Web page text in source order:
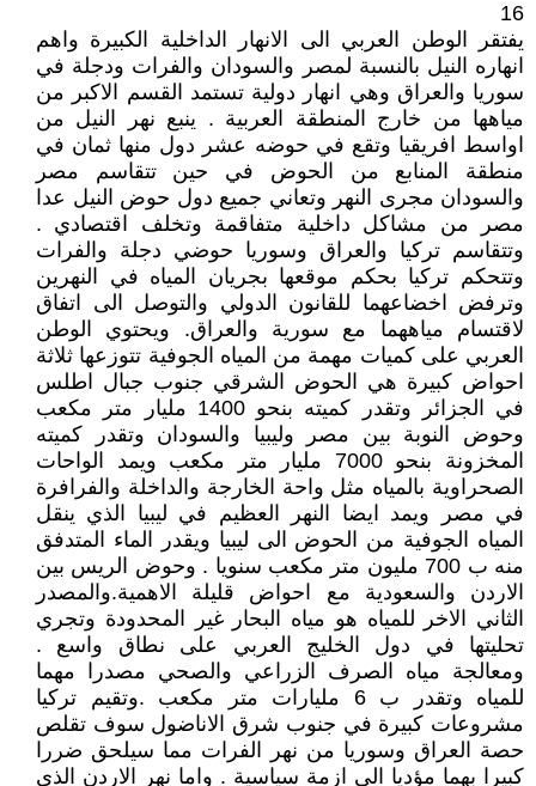
16
يفتقر الوطن العربي الى الانهار الداخلية الكبيرة واهم
انهاره النيل بالنسبة لمصر والسودان والفرات ودجلة في
سوريا والعراق وهي انهار دولية تستمد القسم الاكبر من
مياهها من خارج المنطقة العربية . ينبع نهر النيل من
اواسط افريقيا وتقع في حوضه عشر دول منها ثمان في
منطقة المنابع من الحوض في حين تتقاسم مصر
والسودان مجرى النهر وتعاني جميع دول حوض النيل عدا
مصر من مشاكل داخلية متفاقمة وتخلف اقتصادي .
وتتقاسم تركيا والعراق وسوريا حوضي دجلة والفرات
وتتحكم تركيا بحكم موقعها بجريان المياه في النهرين
وترفض اخضاعهما للقانون الدولي والتوصل الى اتفاق
لاقتسام مياههما مع سورية والعراق. ويحتوي الوطن
العربي على كميات مهمة من المياه الجوفية تتوزعها ثلاثة
احواض كبيرة هي الحوض الشرقي جنوب جبال اطلس
في الجزائر وتقدر كميته بنحو 1400 مليار متر مكعب
وحوض النوبة بين مصر وليبيا والسودان وتقدر كميته
المخزونة بنحو 7000 مليار متر مكعب ويمد الواحات
الصحراوية بالمياه مثل واحة الخارجة والداخلة والفرافرة
في مصر ويمد ايضا النهر العظيم في ليبيا الذي ينقل
المياه الجوفية من الحوض الى ليبيا ويقدر الماء المتدفق
منه ب 700 مليون متر مكعب سنويا . وحوض الريس بين
الاردن والسعودية مع احواض قليلة الاهمية.والمصدر
الثاني الاخر للمياه هو مياه البحار غير المحدودة وتجري
تحليتها في دول الخليج العربي على نطاق واسع .
ومعالجة مياه الصرف الزراعي والصحي مصدرا مهما
للمياه وتقدر ب 6 مليارات متر مكعب .وتقيم تركيا
مشروعات كبيرة في جنوب شرق الاناضول سوف تقلص
حصة العراق وسوريا من نهر الفرات مما سيلحق ضررا
كبيرا بهما مؤديا الى ازمة سياسية . واما نهر الاردن الذي